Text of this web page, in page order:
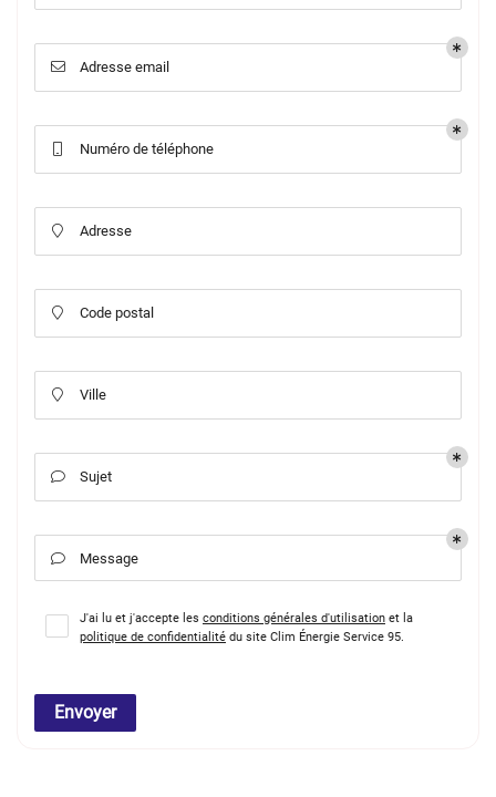
 Adresse email
Numéro de téléphone
 Adresse
 Code postal
 Ville
 Sujet
 Message
J'ai lu et j'accepte les conditions générales d'utilisation et la
politique de confidentialité du site Clim Énergie Service 95.
Envoyer